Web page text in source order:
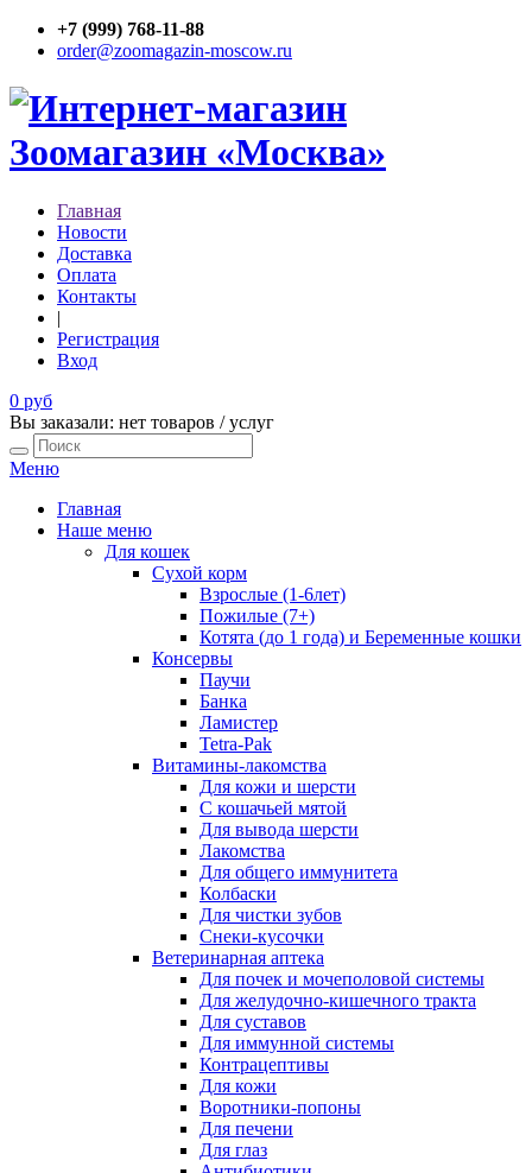
+7 (999) 768-11-88
order@zoomagazin-moscow.ru
Главная
Новости
Доставка
Оплата
Контакты
|
Регистрация
Вход
0 руб
Вы заказали: нет товаров / услуг
Меню
Главная
Наше меню
Для кошек
Сухой корм
Взрослые (1-6лет)
Пожилые (7+)
Котята (до 1 года) и Беременные кошки
Консервы
Паучи
Банка
Ламистер
Tetra-Pak
Витамины-лакомства
Для кожи и шерсти
С кошачьей мятой
Для вывода шерсти
Лакомства
Для общего иммунитета
Колбаски
Для чистки зубов
Снеки-кусочки
Ветеринарная аптека
Для почек и мочеполовой системы
Для желудочно-кишечного тракта
Для суставов
Для иммунной системы
Контрацептивы
Для кожи
Воротники-попоны
Для печени
Для глаз